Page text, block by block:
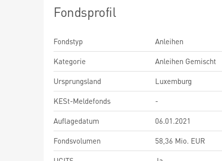
Fondsprofil
Fondstyp
Anleihen
Kategorie
Anleihen Gemischt
Ursprungsland
Luxemburg
KESt-Meldefonds
-
Auflagedatum
06.01.2021
Fondsvolumen
58,36 Mio. EUR